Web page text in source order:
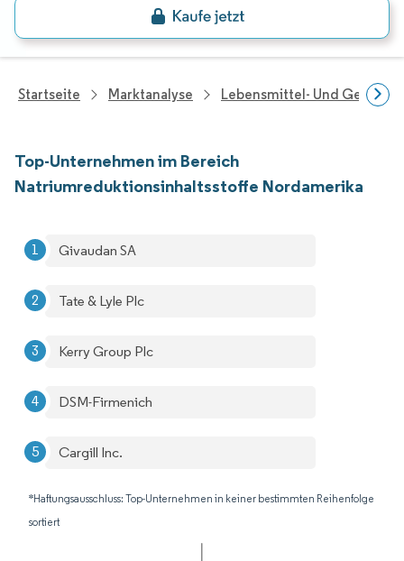
Startseite Marktanalyse Lebensmittel- Und
Top-Unternehmen im Bereich
Natriumreduktionsinhaltsstoffe Nordamerika
Givaudan SA
Tate & Lyle Plc
Kerry Group Plc
DSM-Firmenich
Cargill Inc.
*Haftungsausschluss: Top-Unternehmen in keiner bestimmten Reihenfolge
sortiert